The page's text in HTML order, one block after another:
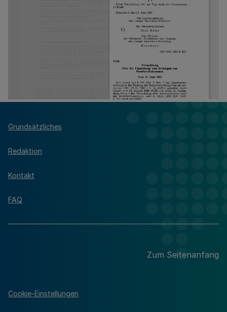
Grundsätzliches
Redaktion
Kontakt
FAQ
Zum Seitenanfang
Cookie-Einstellungen